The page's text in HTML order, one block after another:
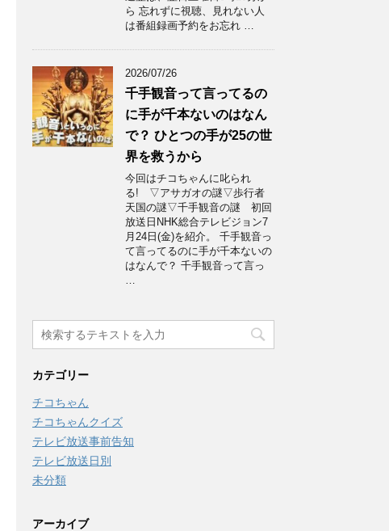
ら 忘れずに視聴、見れない人
は番組録画予約をお忘れ …
2026/07/26
千手観音って言ってるの
に手が千本ないのはなん
で？ ひとつの手が25の世
界を救うから
今回はチコちゃんに叱られ
る! ▽アサガオの謎▽歩行者
天国の謎▽千手観音の謎 初回
放送日NHK総合テレビジョン7
月24日(金)を紹介。 千手観音っ
て言ってるのに手が千本ないの
はなんで？ 千手観音って言っ
…
カテゴリー
チコちゃん
チコちゃんクイズ
テレビ放送事前告知
テレビ放送日別
未分類
アーカイブ